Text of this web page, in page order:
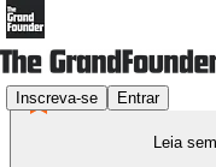
Inscreva-se Entrar
Leia